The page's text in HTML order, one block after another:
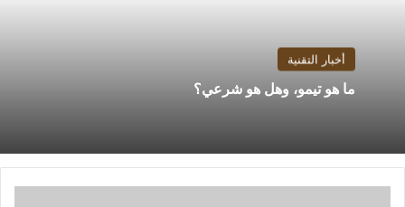
أخبار التقنية
ما هو تيمو، وهل هو شرعي؟